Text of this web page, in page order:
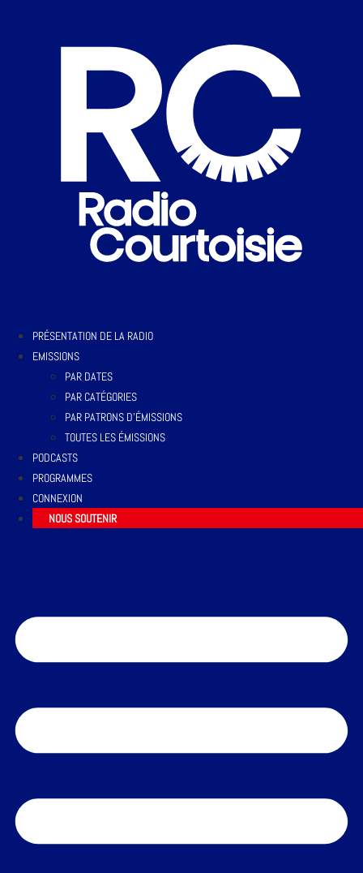
PRÉSENTATION DE LA RADIO
EMISSIONS
PAR DATES
PAR CATÉGORIES
PAR PATRONS D’ÉMISSIONS
TOUTES LES ÉMISSIONS
PODCASTS
PROGRAMMES
CONNEXION
NOUS SOUTENIR